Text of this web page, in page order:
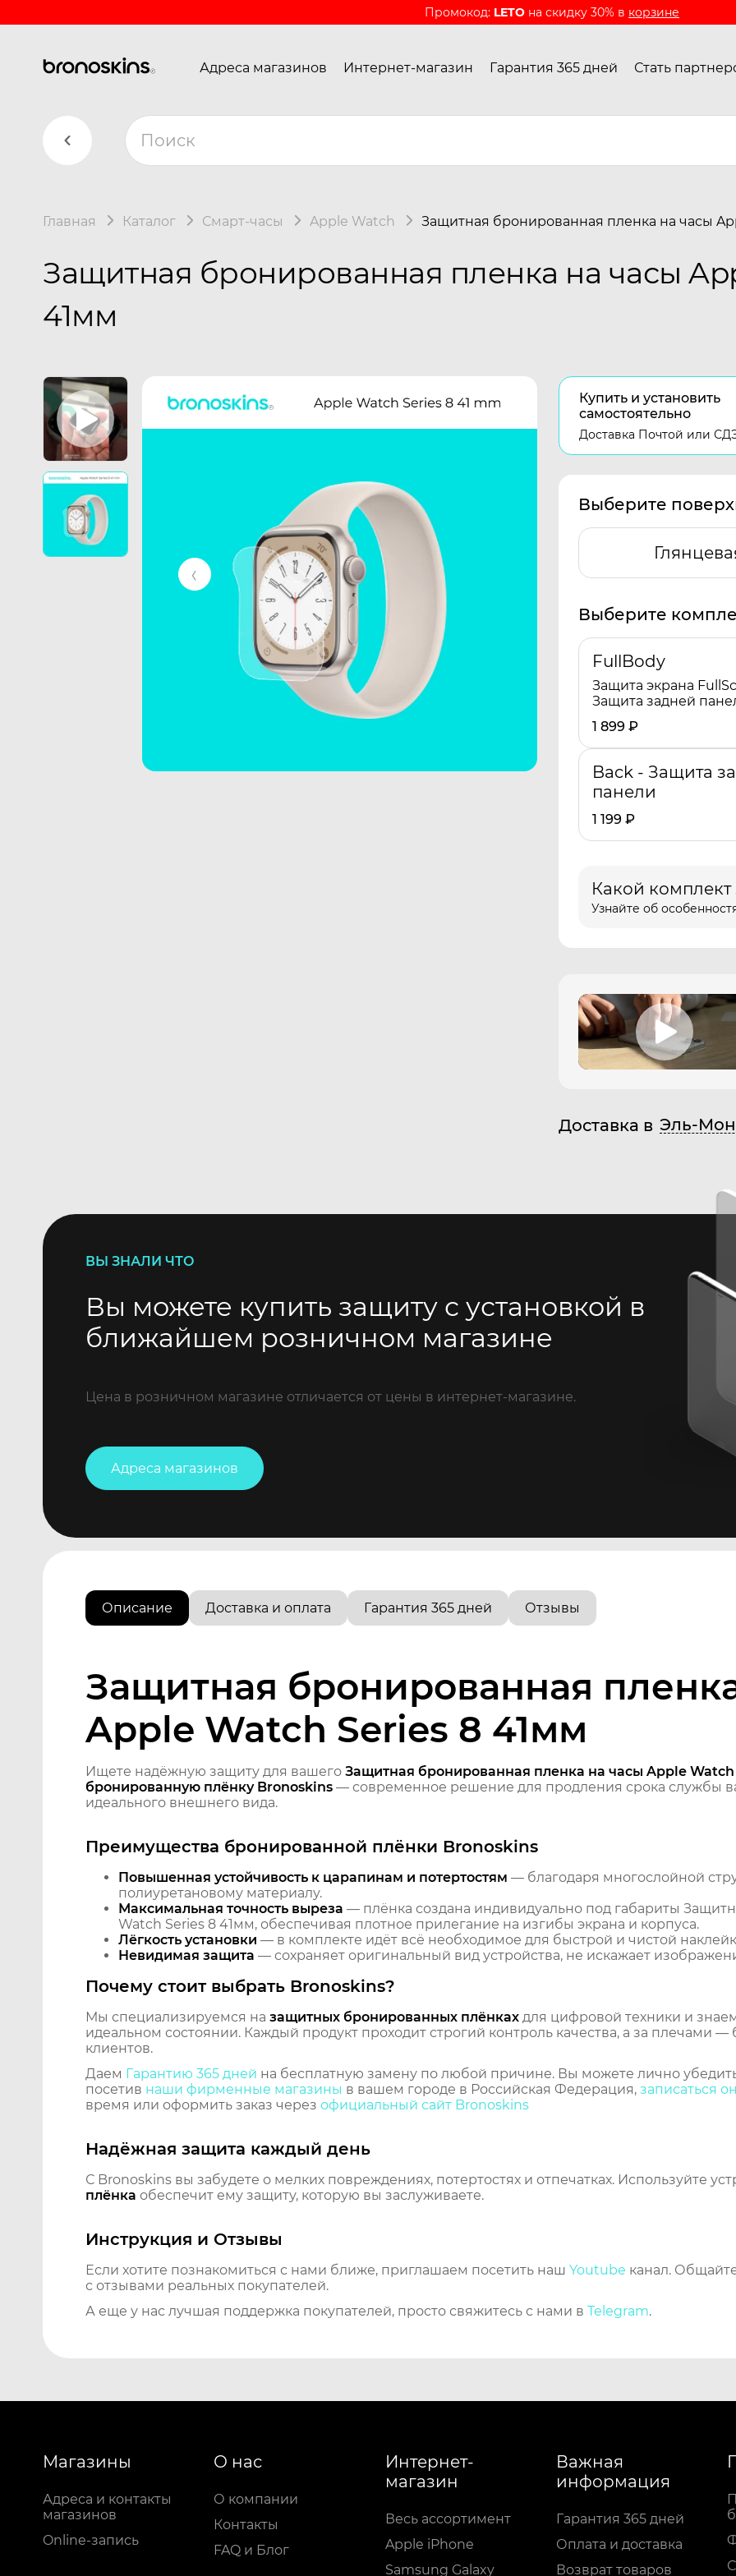
Промокод: LETO на скидку 30% в корзине
Адреса магазинов Интернет-магазин Гарантия 365 дней Стать
Главная Каталог Смарт-часы Apple Watch Защитная бронированная пленка на часы
Защитная бронированная пленка на часы
41мм
Купить и установить
самостоятельно
Доставка Почтой или
Выберите
Выберите
FullBody
Защита экрана
Защита задней
1 899 ₽
Back - Защита
панели
1 199 ₽
Какой
Узнайте об
Доставка в Эль-
ВЫ ЗНАЛИ ЧТО
Вы можете купить защиту с установкой в
ближайшем розничном магазине
Цена в розничном магазине отличается от цены в интернет-магазине.
Адреса магазинов
Описание Доставка и оплата Гарантия 365 дней Отзывы
Защитная бронированная
Apple Watch Series 8 41мм
Ищете надёжную защиту для вашего Защитная бронированная пленка на часы Apple Watch
бронированную плёнку Bronoskins — современное решение для продления срока службы
идеального внешнего вида.
Преимущества бронированной плёнки Bronoskins
Повышенная устойчивость к царапинам и потертостям — благодаря многослойной
полиуретановому материалу.
Максимальная точность выреза — плёнка создана индивидуально под габариты
Watch Series 8 41мм, обеспечивая плотное прилегание на изгибы экрана и корпуса.
Лёгкость установки — в комплекте идёт всё необходимое для быстрой и чистой
Невидимая защита — сохраняет оригинальный вид устройства, не искажает
Почему стоит выбрать Bronoskins?
Мы специализируемся на защитных бронированных плёнках для цифровой техники и
идеальном состоянии. Каждый продукт проходит строгий контроль качества, а за плечами
клиентов.
Даем Гарантию 365 дней на бесплатную замену по любой причине. Вы можете лично
посетив наши фирменные магазины в вашем городе в Российская Федерация, записаться
время или оформить заказ через официальный сайт Bronoskins
Надёжная защита каждый день
С Bronoskins вы забудете о мелких повреждениях, потертостях и отпечатках. Используйте
плёнка обеспечит ему защиту, которую вы заслуживаете.
Инструкция и Отзывы
Если хотите познакомиться с нами ближе, приглашаем посетить наш Youtube канал.
с отзывами реальных покупателей.
А еще у нас лучшая поддержка покупателей, просто свяжитесь с нами в Telegram.
Магазины
Адреса и контакты
магазинов
Online-запись
О нас
О компании
Контакты
FAQ и Блог
Интернет-
магазин
Весь ассортимент
Apple iPhone
Samsung Galaxy
Важная
информация
Гарантия 365 дней
Оплата и доставка
Возврат товаров